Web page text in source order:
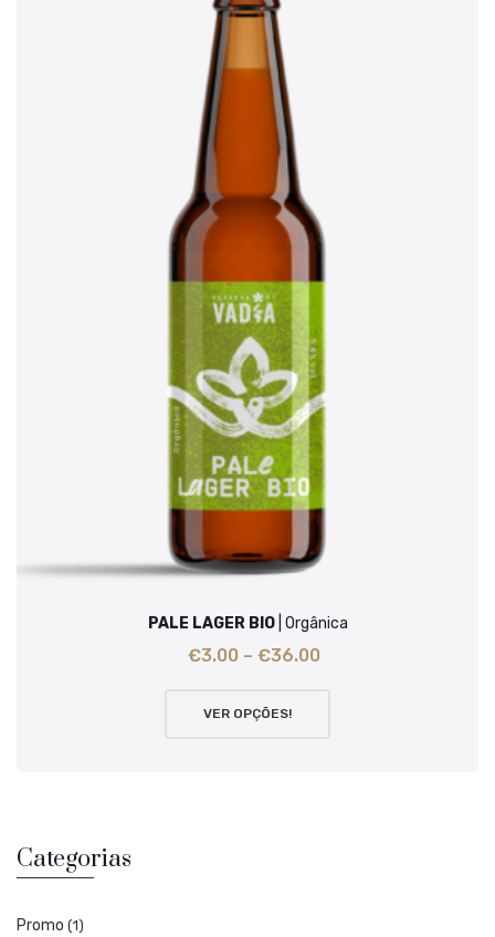
PALE LAGER BIO| Orgânica
€3.00 – €36.00
VER OPÇÕES!
Categorias
Promo (1)